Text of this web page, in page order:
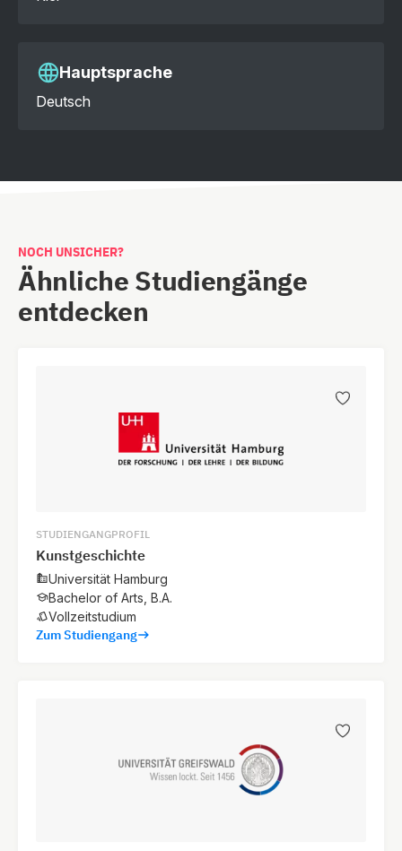
Hauptsprache
Deutsch
NOCH UNSICHER?
Ähnliche Studiengänge
entdecken
STUDIENGANGPROFIL
Kunstgeschichte
Universität Hamburg
Bachelor of Arts, B.A.
Vollzeitstudium
Zum Studiengang